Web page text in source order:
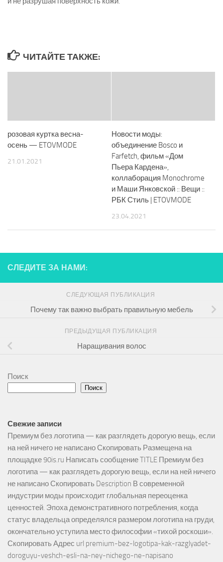
ЧИТАЙТЕ ТАКЖЕ:
розовая куртка весна-
осень — ETOVMODE
21.01.2021
Новости моды:
объединение Bosco и
Farfetch, фильм «Дом
Пьера Кардена»,
коллаборация Monochrome
и Маши Янковской :: Вещи ::
РБК Стиль | ETOVMODE
23.04.2021
СЛЕДИТЕ ЗА НАМИ:
СЛЕДУЮЩАЯ ПУБЛИКАЦИЯ
Почему так важно выбрать правильную мебель
ПРЕДЫДУЩАЯ ПУБЛИКАЦИЯ
Наращивания волос
Поиск
Поиск
Свежие записи
Премиум без логотипа — как разглядеть дорогую вещь, если
на ней ничего не написано Скопировать Размещена на
площадке 90is.ru Написать сообщение TITLE Премиум без
логотипа — как разглядеть дорогую вещь, если на ней ничего
не написано Скопировать Description В современной
индустрии моды происходит глобальная переоценка
ценностей. Эпоха демонстративного потребления, когда
статус владельца определялся размером логотипа на груди,
окончательно уступила место философии «тихой роскоши».
Скопировать Адрес url premium-bez-logotipa-kak-razglyadet-
doroguyu-veshch-esli-na-ney-nichego-ne-napisano